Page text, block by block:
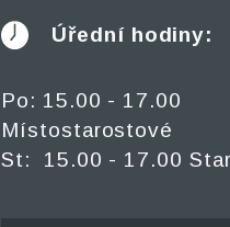
Úřední hodiny:
Po: 15.00 - 17.00
Místostarostové
St: 15.00 - 17.00